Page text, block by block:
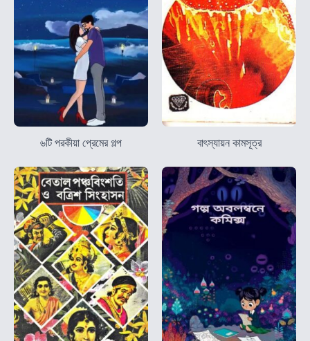
৬টি পরকীয়া প্রেমের গল্প বাৎস্যায়ন কামসূত্র